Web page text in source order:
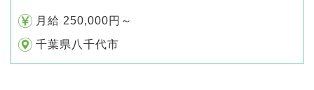
月給 250,000円～
千葉県八千代市